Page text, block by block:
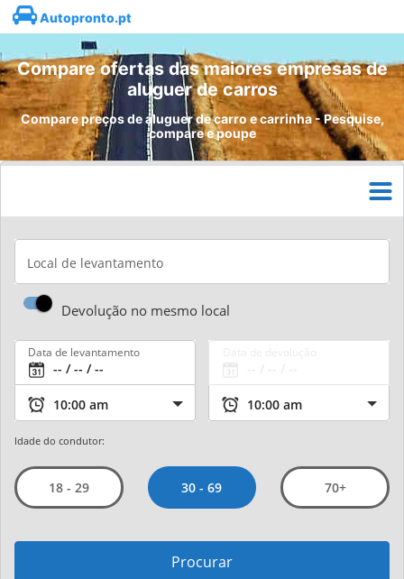
Autopronto.pt
Compare ofertas das maiores empresas de
aluguer de carros
Compare preços de aluguer de carro e carrinha - Pesquise,
compare e poupe
Local de levantamento
Devolução no mesmo local
Data de levantamento
Idade do condutor:
18 - 29 30 - 69 70+
Procurar